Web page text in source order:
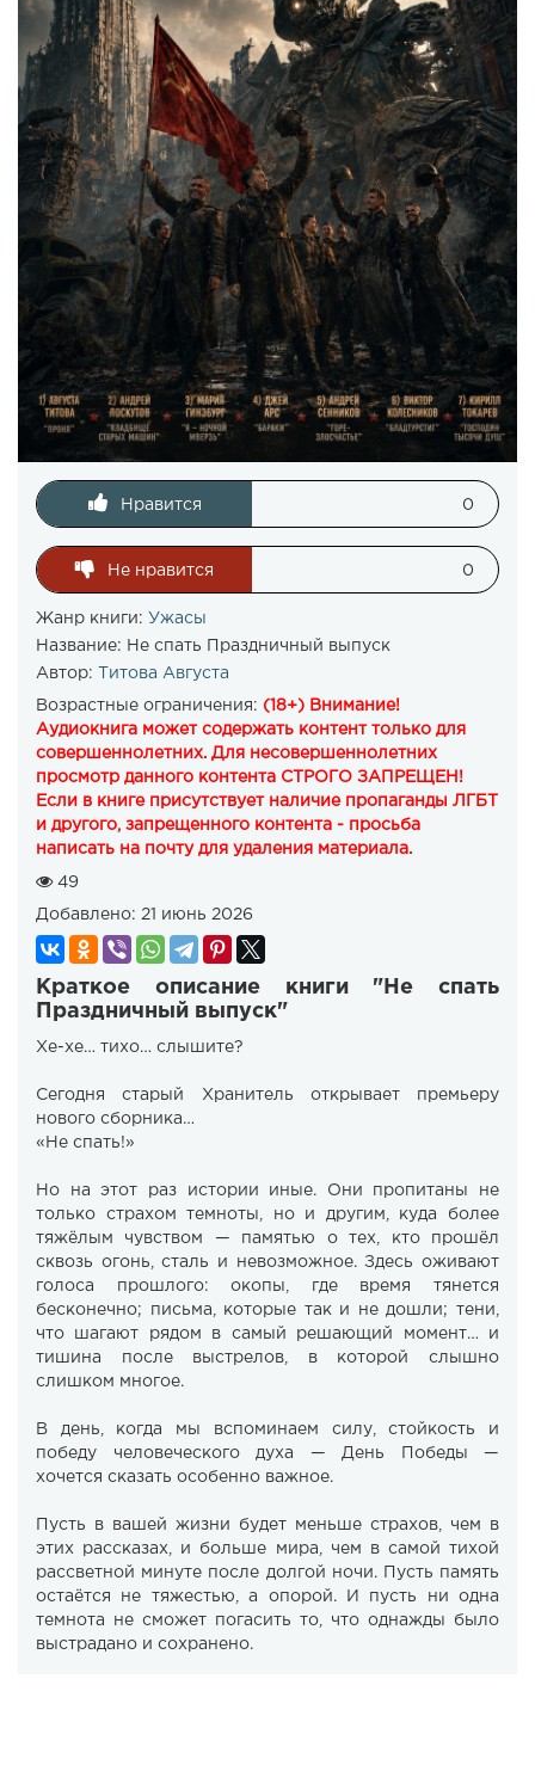
Нравится 0
Не нравится 0
Жанр книги: Ужасы
Название: Не спать Праздничный выпуск
Автор:
Титова Августа
Возрастные ограничения: (18+) Внимание!
Аудиокнига может содержать контент только для
совершеннолетних. Для несовершеннолетних
просмотр данного контента СТРОГО ЗАПРЕЩЕН!
Если в книге присутствует наличие пропаганды ЛГБТ
и другого, запрещенного контента - просьба
написать на почту для удаления материала.
49
Добавлено: 21 июнь 2026
Краткое описание книги "Не спать
Праздничный выпуск"
Хе-хе… тихо… слышите?
Сегодня старый Хранитель открывает премьеру
нового сборника…
«Не спать!»
Но на этот раз истории иные. Они пропитаны не
только страхом темноты, но и другим, куда более
тяжёлым чувством — памятью о тех, кто прошёл
сквозь огонь, сталь и невозможное. Здесь оживают
голоса прошлого: окопы, где время тянется
бесконечно; письма, которые так и не дошли; тени,
что шагают рядом в самый решающий момент… и
тишина после выстрелов, в которой слышно
слишком многое.
В день, когда мы вспоминаем силу, стойкость и
победу человеческого духа — День Победы —
хочется сказать особенно важное.
Пусть в вашей жизни будет меньше страхов, чем в
этих рассказах, и больше мира, чем в самой тихой
рассветной минуте после долгой ночи. Пусть память
остаётся не тяжестью, а опорой. И пусть ни одна
темнота не сможет погасить то, что однажды было
выстрадано и сохранено.